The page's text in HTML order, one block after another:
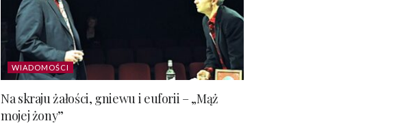
WIADOMOŚCI
Na skraju żałości, gniewu i euforii – „Mąż
mojej żony”